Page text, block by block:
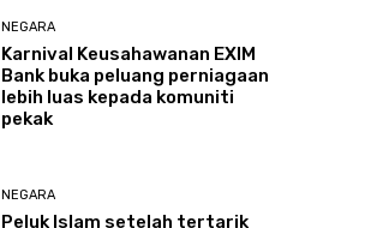
NEGARA
Karnival Keusahawanan EXIM
Bank buka peluang perniagaan
lebih luas kepada komuniti
pekak
NEGARA
PelukIslam setelah tertarik